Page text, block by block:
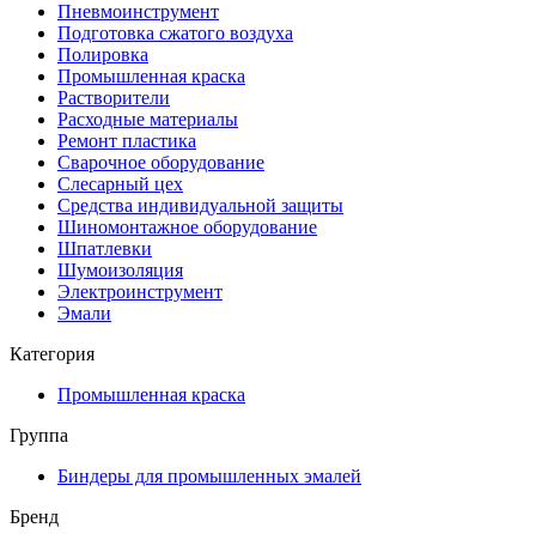
Пневмоинструмент
Подготовка сжатого воздуха
Полировка
Промышленная краска
Растворители
Расходные материалы
Ремонт пластика
Сварочное оборудование
Слесарный цех
Средства индивидуальной защиты
Шиномонтажное оборудование
Шпатлевки
Шумоизоляция
Электроинструмент
Эмали
Категория
Промышленная краска
Группа
Биндеры для промышленных эмалей
Бренд